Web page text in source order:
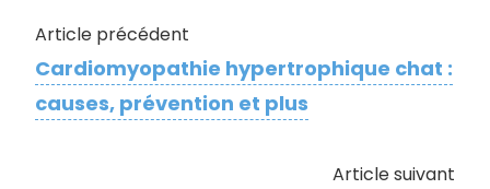
Article précédent
Cardiomyopathie hypertrophique chat :
causes, prévention et plus
Article suivant